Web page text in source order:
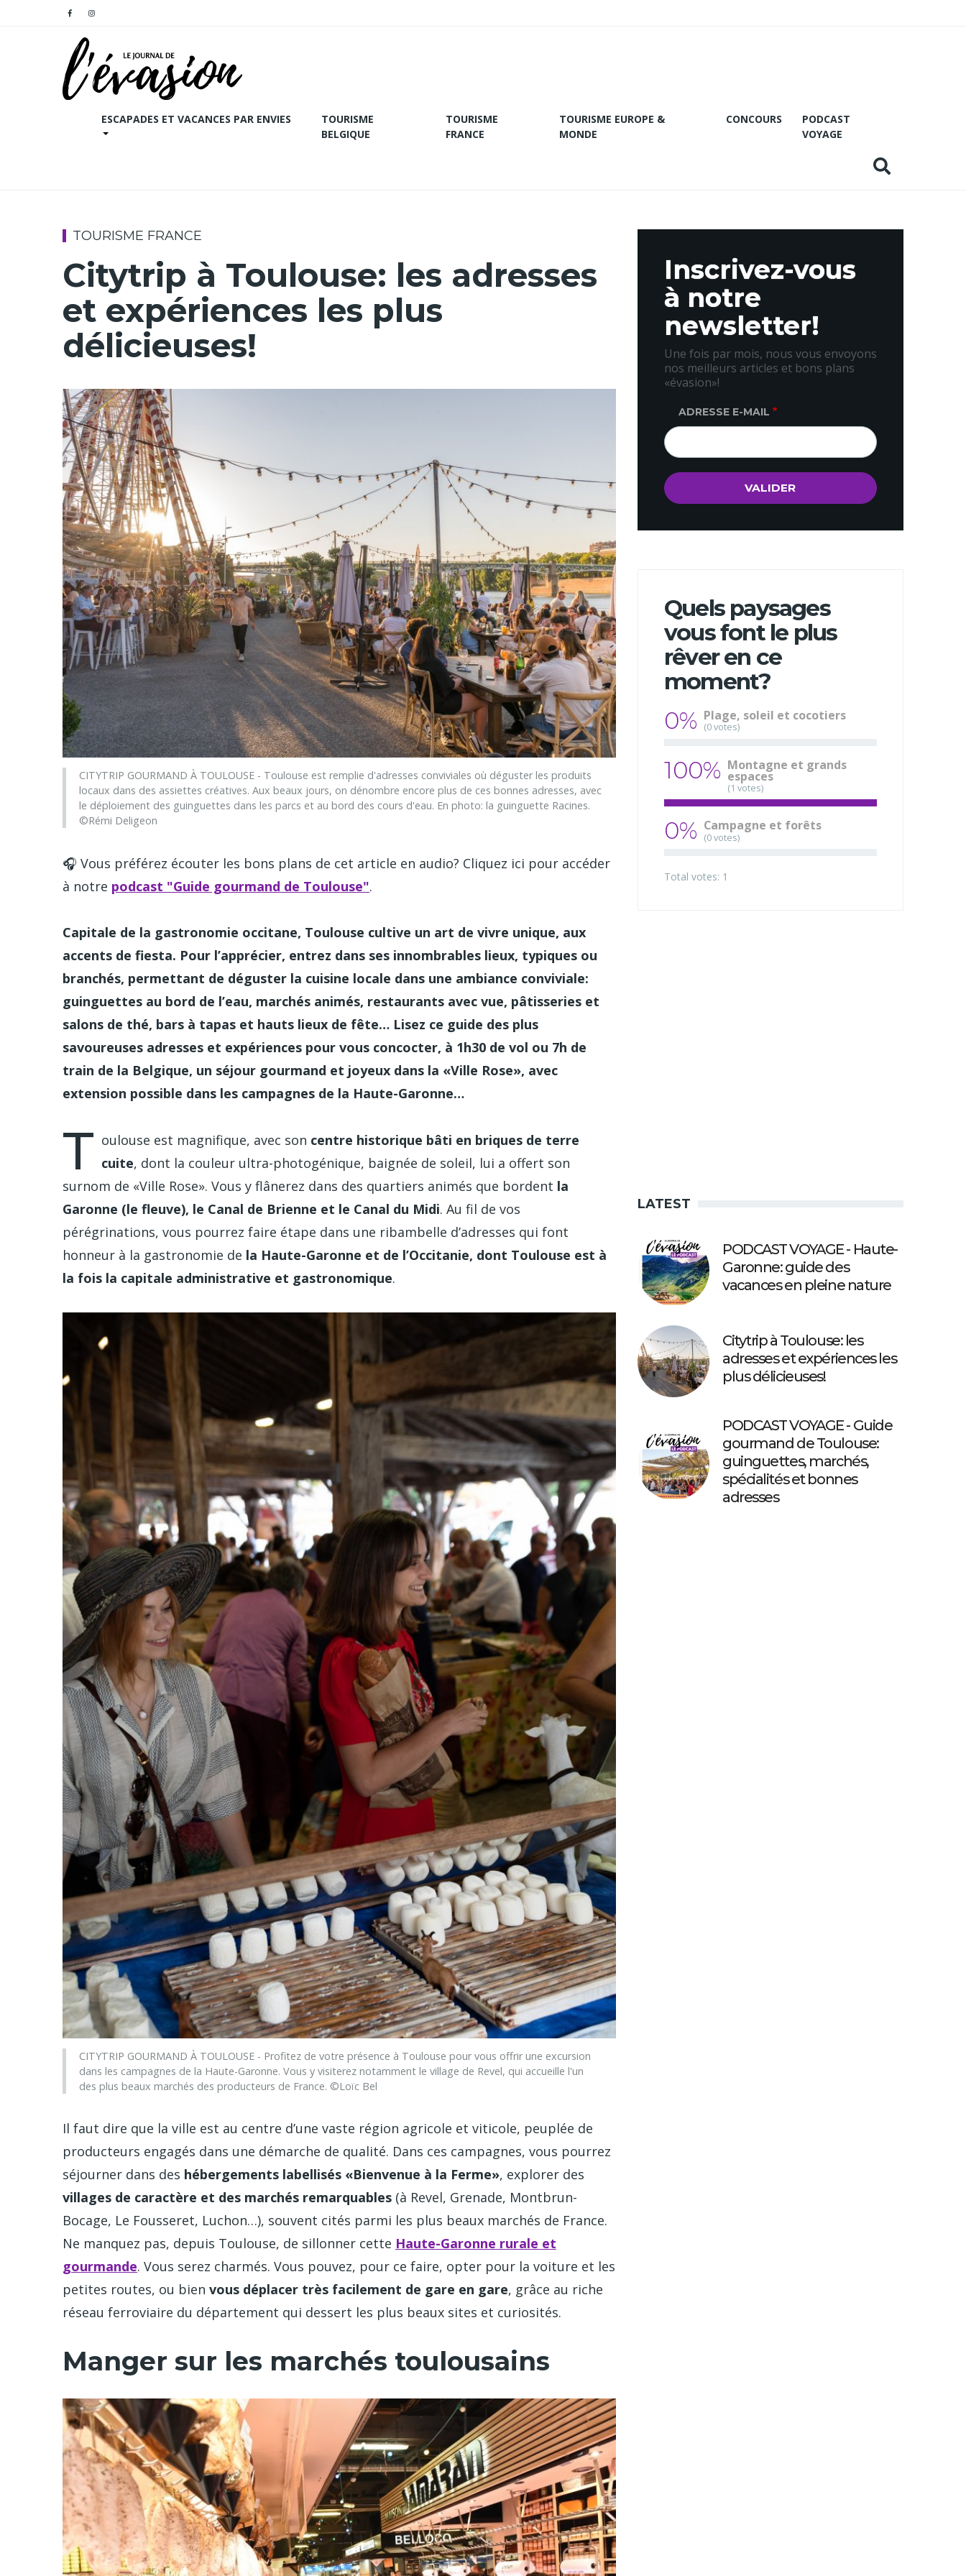
ESCAPADES ET VACANCES PAR ENVIES
TOURISME
BELGIQUE
TOURISME
FRANCE
TOURISME EUROPE &
MONDE
CONCOURS
PODCAST
VOYAGE
TOURISME FRANCE
Citytrip à Toulouse: les adresses
et expériences les plus
délicieuses!
CITYTRIP GOURMAND À TOULOUSE - Toulouse est remplie d'adresses conviviales où déguster les produits
locaux dans des assiettes créatives. Aux beaux jours, on dénombre encore plus de ces bonnes adresses, avec
le déploiement des guinguettes dans les parcs et au bord des cours d'eau. En photo: la guinguette Racines.
©Rémi Deligeon
🎧 Vous préférez écouter les bons plans de cet article en audio? Cliquez ici pour accéder
à notre podcast "Guide gourmand de Toulouse".
Capitale de la gastronomie occitane, Toulouse cultive un art de vivre unique, aux
accents de fiesta. Pour l’apprécier, entrez dans ses innombrables lieux, typiques ou
branchés, permettant de déguster la cuisine locale dans une ambiance conviviale:
guinguettes au bord de l’eau, marchés animés, restaurants avec vue, pâtisseries et
salons de thé, bars à tapas et hauts lieux de fête… Lisez ce guide des plus
savoureuses adresses et expériences pour vous concocter, à 1h30 de vol ou 7h de
train de la Belgique, un séjour gourmand et joyeux dans la «Ville Rose», avec
extension possible dans les campagnes de la Haute-Garonne…
T oulouse est magnifique, avec son centre historique bâti en briques de terre
cuite, dont la couleur ultra-photogénique, baignée de soleil, lui a offert son
surnom de «Ville Rose». Vous y flânerez dans des quartiers animés que bordent la
Garonne (le fleuve), le Canal de Brienne et le Canal du Midi. Au fil de vos
pérégrinations, vous pourrez faire étape dans une ribambelle d’adresses qui font
honneur à la gastronomie de la Haute-Garonne et de l’Occitanie, dont Toulouse est à
la fois la capitale administrative et gastronomique.
CITYTRIP GOURMAND À TOULOUSE - Profitez de votre présence à Toulouse pour vous offrir une excursion
dans les campagnes de la Haute-Garonne. Vous y visiterez notamment le village de Revel, qui accueille l'un
des plus beaux marchés des producteurs de France. ©Loïc Bel
Il faut dire que la ville est au centre d’une vaste région agricole et viticole, peuplée de
producteurs engagés dans une démarche de qualité. Dans ces campagnes, vous pourrez
séjourner dans des hébergements labellisés «Bienvenue à la Ferme», explorer des
villages de caractère et des marchés remarquables (à Revel, Grenade, Montbrun-
Bocage, Le Fousseret, Luchon…), souvent cités parmi les plus beaux marchés de France.
Ne manquez pas, depuis Toulouse, de sillonner cette Haute-Garonne rurale et
gourmande. Vous serez charmés. Vous pouvez, pour ce faire, opter pour la voiture et les
petites routes, ou bien vous déplacer très facilement de gare en gare, grâce au riche
réseau ferroviaire du département qui dessert les plus beaux sites et curiosités.
Manger sur les marchés toulousains
Inscrivez-vous
à notre
newsletter!
Une fois par mois, nous vous envoyons
nos meilleurs articles et bons plans
«évasion»!
ADRESSE E-MAIL
Quels paysages
vous font le plus
rêver en ce
moment?
0% Plage, soleil et cocotiers
(0 votes)
100% Montagne et grands
espaces
(1 votes)
0% Campagne et forêts
(0 votes)
Total votes: 1
LATEST
PODCAST VOYAGE - Haute-
Garonne: guide des
vacances en pleine nature
Citytrip à Toulouse: les
adresses et expériences les
plus délicieuses!
PODCAST VOYAGE - Guide
gourmand de Toulouse:
guinguettes, marchés,
spécialités et bonnes
adresses